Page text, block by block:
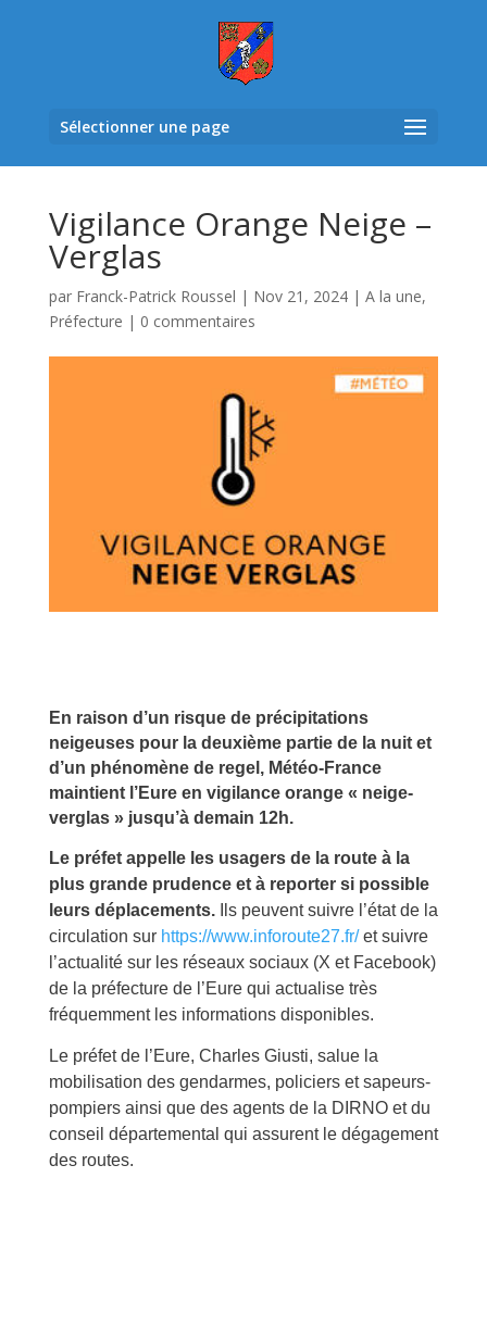
Sélectionner une page
Vigilance Orange Neige –
Verglas
par Franck-Patrick Roussel | Nov 21, 2024| A la une,
Préfecture | 0 commentaires
En raison d’un risque de précipitations
neigeuses pour la deuxième partie de la nuit et
d’un phénomène de regel, Météo-France
maintient l’Eure en vigilance orange « neige-
verglas » jusqu’à demain 12h.
Le préfet appelle les usagers de la route à la
plus grande prudence et à reporter si possible
leurs déplacements.
Ils peuvent suivre l’état de la
circulation sur https://www.inforoute27.fr/et suivre
l’actualité sur les réseaux sociaux (X et Facebook)
de la préfecture de l’Eure qui actualise très
fréquemment les informations disponibles.
Le préfet de l’Eure, Charles Giusti, salue la
mobilisation des gendarmes, policiers et sapeurs-
pompiers ainsi que des agents de la DIRNO et du
conseil départemental qui assurent le dégagement
des routes.